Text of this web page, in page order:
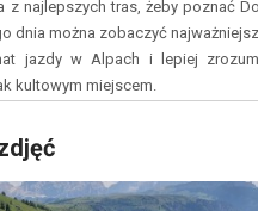
z najlepszych tras, żeby poznać
dnia można zobaczyć
jazdy w Alpach i lepiej
kultowym miejscem.